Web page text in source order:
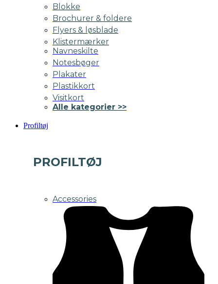
Blokke
Brochurer & foldere
Flyers & løsblade
Klistermærker
Navneskilte
Notesbøger
Plakater
Plastikkort
Visitkort
Alle kategorier >>
Profiltøj
PROFILTØJ
Accessories